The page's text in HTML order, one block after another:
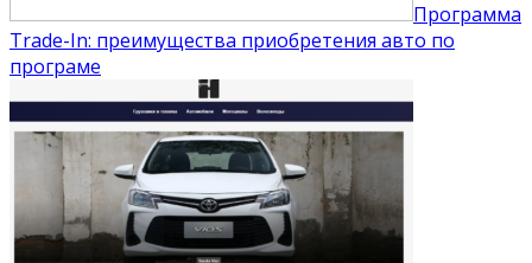
Программа
Trade-In: преимущества приобретения авто по
програме